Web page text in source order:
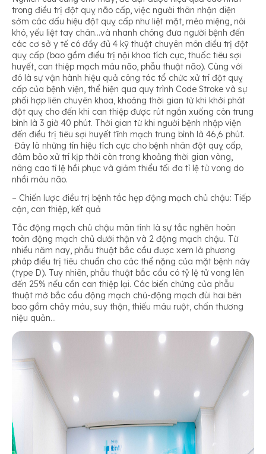
trong điều trị đột quỵ não cấp, việc người thân nhận diện
sớm các dấu hiệu đột quỵ cấp như liệt mặt, méo miệng, nói
khó, yếu liệt tay chân…và nhanh chóng đưa người bệnh đến
các cơ sở y tế có đầy đủ 4 kỹ thuật chuyên môn điều trị đột
quỵ cấp (bao gồm điều trị nội khoa tích cực, thuốc tiêu sợi
huyết, can thiệp mạch máu não, phẫu thuật não). Cùng với
đó là sự vận hành hiệu quả công tác tổ chức xử trí đột quỵ
cấp của bệnh viện, thể hiện qua quy trình Code Stroke và sự
phối hợp liên chuyên khoa, khoảng thời gian từ khi khởi phát
đột quỵ cho đến khi can thiệp được rút ngắn xuống còn trung
bình là 3 giờ 40 phút. Thời gian từ khi người bệnh nhập viện
đến điều trị tiêu sợi huyết tĩnh mạch trung bình là 46,6 phút.
Đây là những tín hiệu tích cực cho bệnh nhân đột quỵ cấp,
đảm bảo xử trí kịp thời còn trong khoảng thời gian vàng,
nâng cao tỉ lệ hồi phục và giảm thiểu tối đa tỉ lệ tử vong do
nhồi máu não.
– Chiến lược điều trị bệnh tắc hẹp động mạch chủ chậu: Tiếp
cận, can thiệp, kết quả
Tắc động mạch chủ chậu mãn tính là sự tắc nghẽn hoàn
toàn động mạch chủ dưới thận và 2 động mạch chậu. Từ
nhiều năm nay, phẫu thuật bắc cầu được xem là phương
pháp điều trị tiêu chuẩn cho các thể nặng của mặt bệnh này
(type D). Tuy nhiên, phẫu thuật bắc cầu có tỷ lệ tử vong lên
đến 25% nếu cần can thiệp lại. Các biến chứng của phẫu
thuật mở bắc cầu động mạch chủ-động mạch đùi hai bên
bao gồm chảy máu, suy thận, thiếu máu ruột, chấn thương
niệu quản…